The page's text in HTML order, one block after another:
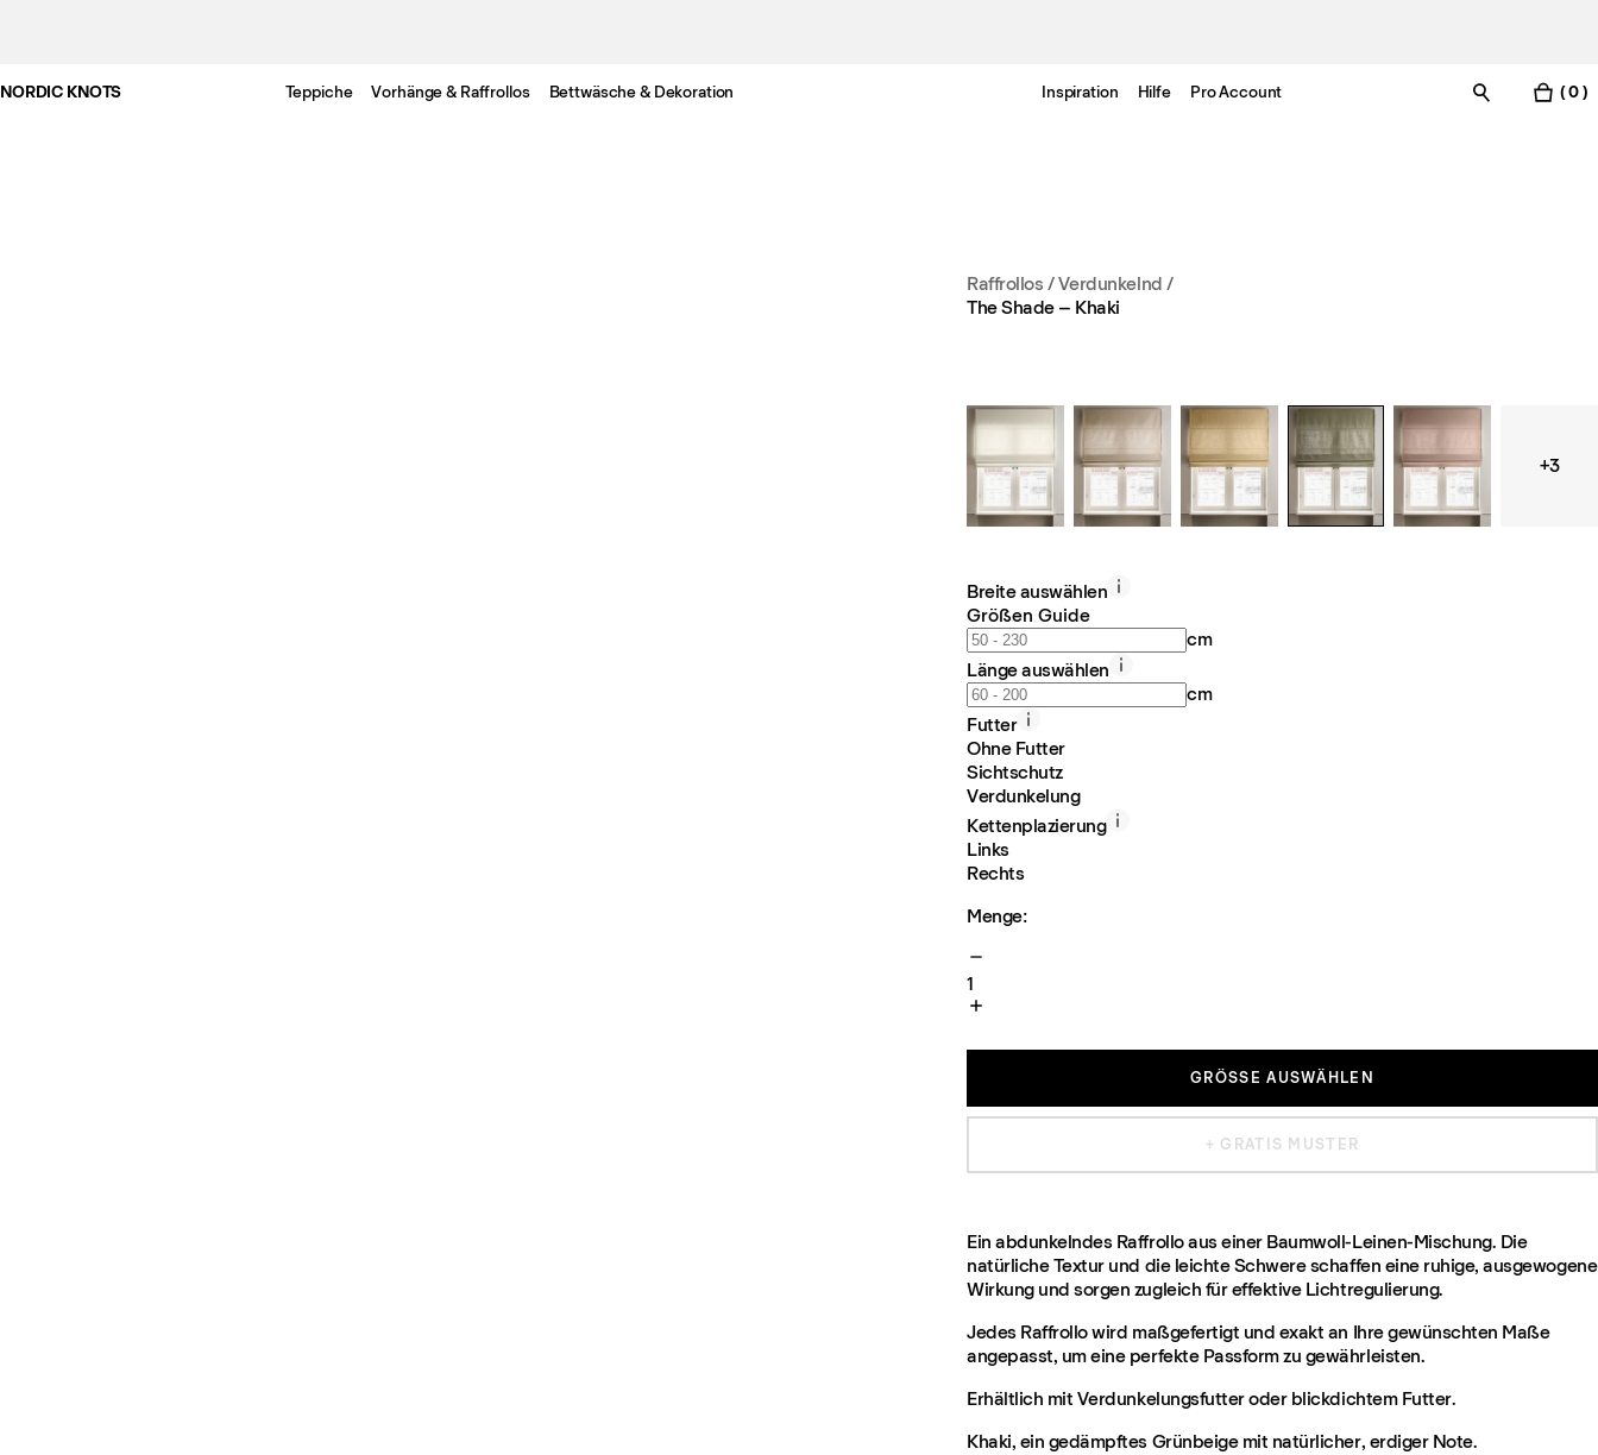
NORDIC KNOTS Teppiche Vorhänge & Raffrollos Bettwäsche & Dekoration Inspiration Hilfe Pro Account ( 0 )
Raffrollos / Verdunkelnd /
The Shade – Khaki
+3
Breite auswählen
Größen Guide
cm
Länge auswählen
cm
Futter
Ohne Futter
Sichtschutz
Verdunkelung
Kettenplazierung
Links
Rechts
Menge:
1
GRÖSSE AUSWÄHLEN
+ GRATIS MUSTER
Ein abdunkelndes Raffrollo aus einer Baumwoll-Leinen-Mischung. Die
natürliche Textur und die leichte Schwere schaffen eine ruhige, ausgewogene
Wirkung und sorgen zugleich für effektive Lichtregulierung.
Jedes Raffrollo wird maßgefertigt und exakt an Ihre gewünschten Maße
angepasst, um eine perfekte Passform zu gewährleisten.
Erhältlich mit Verdunkelungsfutter oder blickdichtem Futter.
Khaki, ein gedämpftes Grünbeige mit natürlicher, erdiger Note.